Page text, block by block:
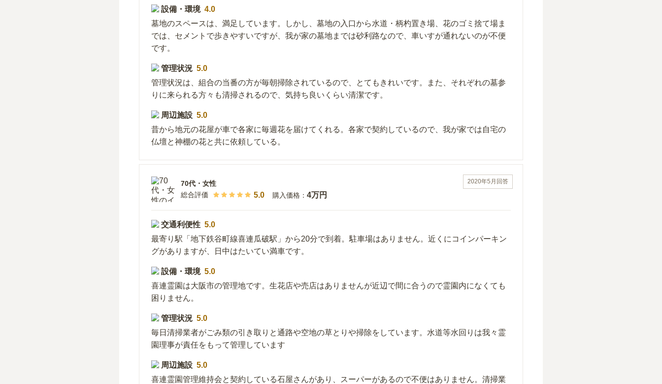
設備・環境 4.0
墓地のスペースは、満足しています。しかし、墓地の入口から水道・柄杓置き場、花のゴミ捨て場ま
では、セメントで歩きやすいですが、我が家の墓地までは砂利路なので、車いすが通れないのが不便
です。
管理状況 5.0
管理状況は、組合の当番の方が毎朝掃除されているので、とてもきれいです。また、それぞれの墓参
りに来られる方々も清掃されるので、気持ち良いくらい清潔です。
周辺施設 5.0
昔から地元の花屋が車で各家に毎週花を届けてくれる。各家で契約しているので、我が家では自宅の
仏壇と神棚の花と共に依頼している。
2020年5月 回答
70代 ・ 女性
総合評価
5.0 購入価格： 4万円
交通利便性 5.0
最寄り駅「地下鉄谷町線喜連瓜破駅」から20分で到着。駐車場はありません。近くにコインパーキン
グがありますが、日中はたいてい満車です。
設備・環境 5.0
喜連霊園は大阪市の管理地です。生花店や売店はありませんが近辺で間に合うので霊園内になくても
困りません。
管理状況 5.0
毎日清掃業者がごみ類の引き取りと通路や空地の草とりや掃除をしています。水道等水回りは我々霊
園理事が責任をもって管理しています
周辺施設 5.0
喜連霊園管理維持会と契約している石屋さんがあり、スーパーがあるので不便はありません。清掃業